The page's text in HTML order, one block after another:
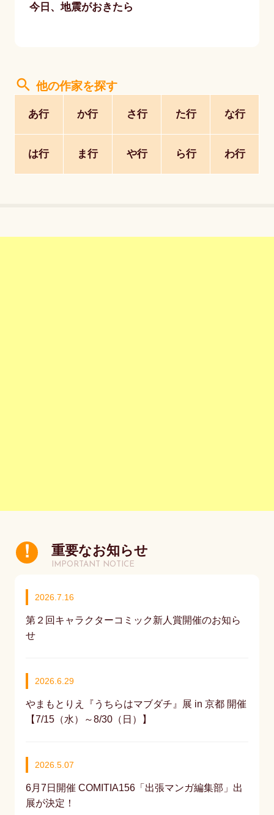
今日、地震がおきたら
search 他の作家を探す
あ行 か行 さ行 た行 な行
は行 ま行 や行 ら行 わ行
重要なお知らせ
IMPORTANT NOTICE
2026.7.16
第２回キャラクターコミック新人賞開催のお知ら
せ
2026.6.29
やまもとりえ『うちらはマブダチ』展 in 京都 開催
【7/15（水）～8/30（日）】
2026.5.07
6月7日開催 COMITIA156「出張マンガ編集部」出
展が決定！